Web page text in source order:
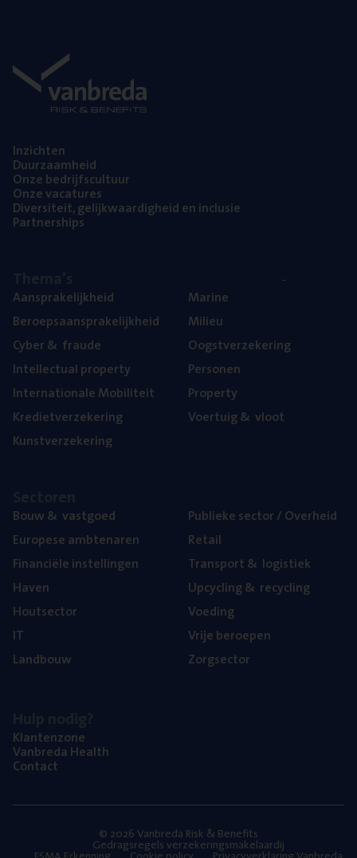
Inzich­ten
Duur­zaam­heid
Onze bedrijfs­cul­tuur
Onze vaca­tu­res
Diver­si­teit, gelijk­waar­dig­heid en inclusie
Part­ner­ships
Aan­spra­ke­lijk­heid
Beroeps­aan­spra­ke­lijk­heid
Cyber& fraude
Intel­lec­tu­al property
Inter­na­ti­o­na­le Mobiliteit
Kre­diet­ver­ze­ke­ring
Kunst­ver­ze­ke­ring
Mari­ne
Mili­eu
Oogst­ver­ze­ke­ring
Per­so­nen
Pro­per­ty
Voer­tuig& vloot
Bouw& vastgoed
Euro­pe­se ambtenaren
Finan­ci­ë­le instellingen
Haven
Hout­sec­tor
IT
Land­bouw
Publie­ke sec­tor / Overheid
Retail
Trans­port& logistiek
Upcy­cling& recycling
Voe­ding
Vrije beroe­pen
Zorg­sec­tor
Klan­ten­zo­ne
Van­b­re­da Health
Con­tact
© 2026 Vanbreda Risk & Benefits
Gedragsregels verzekeringsmakelaardij